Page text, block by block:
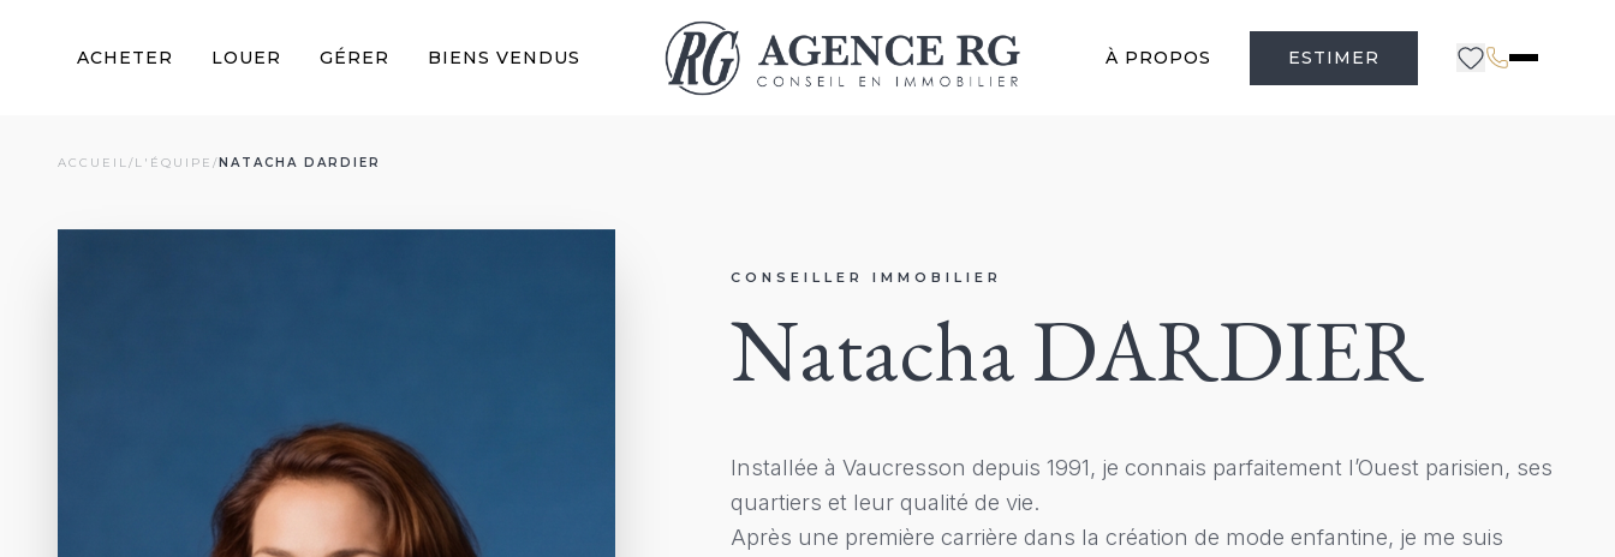
ACHETER LOUER GÉRER BIENS VENDUS À PROPOS ESTIMER
ACCUEIL/L'ÉQUIPE /NATACHA DARDIER
CONSEILLER IMMOBILIER
Natacha DARDIER
Installée à Vaucresson depuis 1991, je connais parfaitement l’Ouest parisien, ses
quartiers et leur qualité de vie.
Après une première carrière dans la création de mode enfantine, je me suis